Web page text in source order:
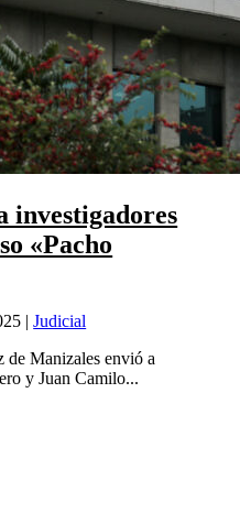
investigadores
«Pacho
|Judicial
de Manizales envió a
y Juan Camilo...